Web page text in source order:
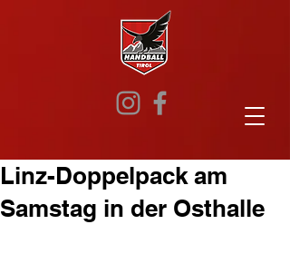
Linz-Doppelpack am
Samstag in der Osthalle